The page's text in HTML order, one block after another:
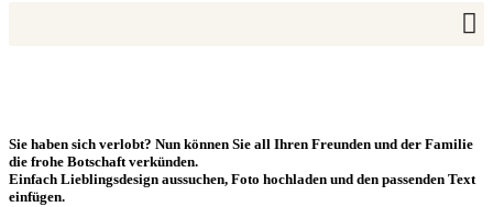
Sie haben sich verlobt? Nun können Sie all Ihren Freunden und der Familie
die frohe Botschaft verkünden.
Einfach Lieblingsdesign aussuchen, Foto hochladen und den passenden Text
einfügen.